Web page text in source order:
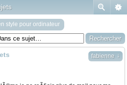
style pour ordinateur
fabienne ↓